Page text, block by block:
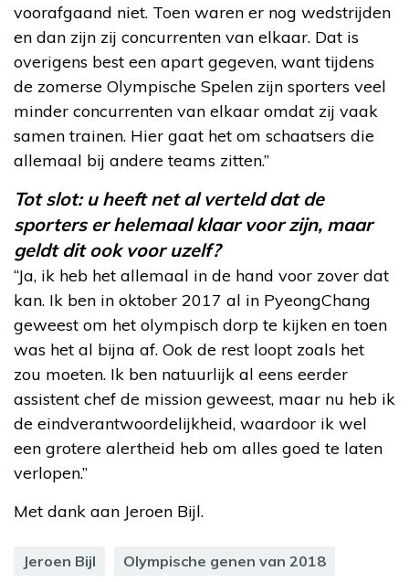
voorafgaand niet. Toen waren er nog wedstrijden
en dan zijn zij concurrenten van elkaar. Dat is
overigens best een apart gegeven, want tijdens
de zomerse Olympische Spelen zijn sporters veel
minder concurrenten van elkaar omdat zij vaak
samen trainen. Hier gaat het om schaatsers die
allemaal bij andere teams zitten.”
Tot slot: u heeft net al verteld dat de
sporters er helemaal klaar voor zijn, maar
geldt dit ook voor uzelf?
“Ja, ik heb het allemaal in de hand voor zover dat
kan. Ik ben in oktober 2017 al in PyeongChang
geweest om het olympisch dorp te kijken en toen
was het al bijna af. Ook de rest loopt zoals het
zou moeten. Ik ben natuurlijk al eens eerder
assistent chef de mission geweest, maar nu heb ik
de eindverantwoordelijkheid, waardoor ik wel
een grotere alertheid heb om alles goed te laten
verlopen.”
Met dank aan Jeroen Bijl.
Jeroen Bijl Olympische genen van 2018